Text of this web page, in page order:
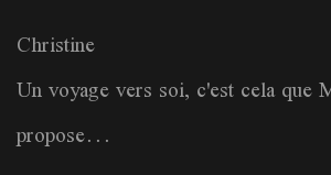
Christine
Un voyage vers soi, c'est cela que
propose...